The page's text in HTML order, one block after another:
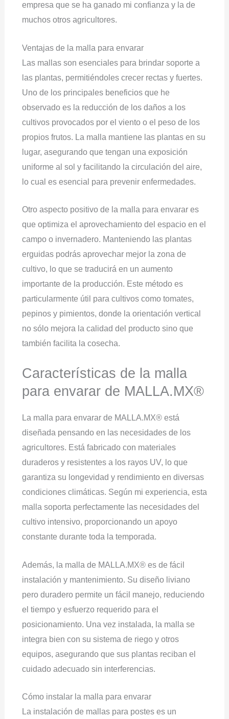
empresa que se ha ganado mi confianza y la de
muchos otros agricultores.
Ventajas de la malla para envarar
Las mallas son esenciales para brindar soporte a
las plantas, permitiéndoles crecer rectas y fuertes.
Uno de los principales beneficios que he
observado es la reducción de los daños a los
cultivos provocados por el viento o el peso de los
propios frutos. La malla mantiene las plantas en su
lugar, asegurando que tengan una exposición
uniforme al sol y facilitando la circulación del aire,
lo cual es esencial para prevenir enfermedades.
Otro aspecto positivo de la malla para envarar es
que optimiza el aprovechamiento del espacio en el
campo o invernadero. Manteniendo las plantas
erguidas podrás aprovechar mejor la zona de
cultivo, lo que se traducirá en un aumento
importante de la producción. Este método es
particularmente útil para cultivos como tomates,
pepinos y pimientos, donde la orientación vertical
no sólo mejora la calidad del producto sino que
también facilita la cosecha.
Características de la malla
para envarar de MALLA.MX®
La malla para envarar de MALLA.MX® está
diseñada pensando en las necesidades de los
agricultores. Está fabricado con materiales
duraderos y resistentes a los rayos UV, lo que
garantiza su longevidad y rendimiento en diversas
condiciones climáticas. Según mi experiencia, esta
malla soporta perfectamente las necesidades del
cultivo intensivo, proporcionando un apoyo
constante durante toda la temporada.
Además, la malla de MALLA.MX® es de fácil
instalación y mantenimiento. Su diseño liviano
pero duradero permite un fácil manejo, reduciendo
el tiempo y esfuerzo requerido para el
posicionamiento. Una vez instalada, la malla se
integra bien con su sistema de riego y otros
equipos, asegurando que sus plantas reciban el
cuidado adecuado sin interferencias.
Cómo instalar la malla para envarar
La instalación de mallas para postes es un